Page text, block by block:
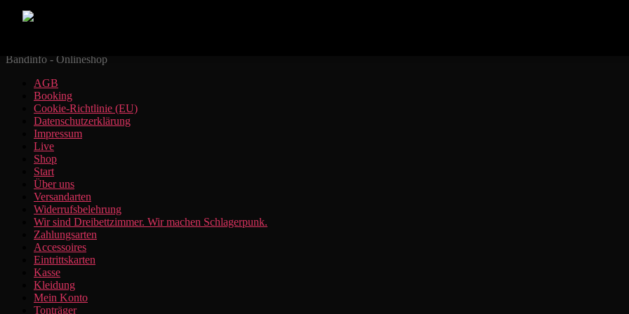
Zum Inhalt springen
Bandinfo - Onlineshop
AGB
Booking
Cookie-Richtlinie (EU)
Datenschutzerklärung
Impressum
Live
Shop
Start
Über uns
Versandarten
Widerrufsbelehrung
Wir sind Dreibettzimmer. Wir machen Schlagerpunk.
Zahlungsarten
Accessoires
Eintrittskarten
Kasse
Kleidung
Mein Konto
Tonträger